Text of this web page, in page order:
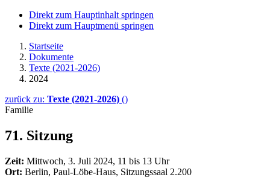
Direkt zum Hauptinhalt springen
Direkt zum Hauptmenü springen
Startseite
Dokumente
Texte (2021-2026)
2024
zurück zu: Texte (2021-2026) ()
Familie
71. Sitzung
Zeit: Mittwoch, 3. Juli 2024, 11 bis 13 Uhr
Ort: Berlin, Paul-Löbe-Haus, Sitzungssaal 2.200